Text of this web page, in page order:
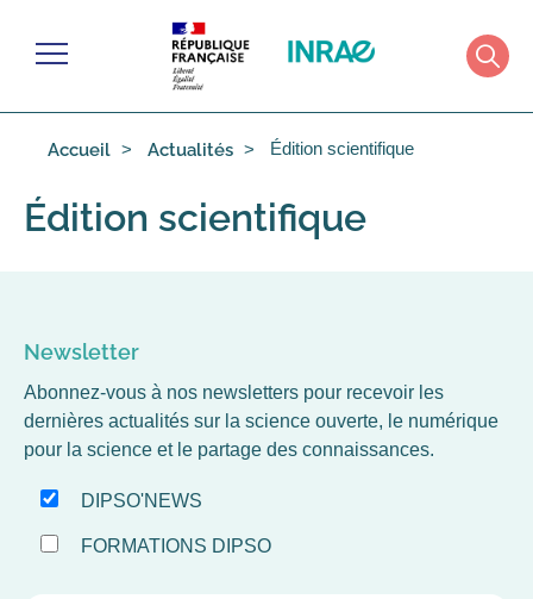
Menu
Accueil Actualités Édition scientifique
Édition scientifique
Newsletter
Abonnez-vous à nos newsletters pour recevoir les
dernières actualités sur la science ouverte, le numérique
pour la science et le partage des connaissances.
DIPSO'NEWS
FORMATIONS DIPSO
Cookies management panel